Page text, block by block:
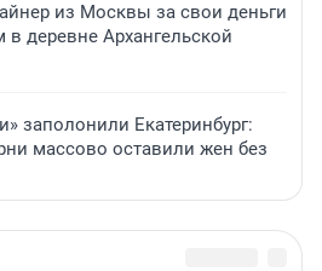
из Москвы за свои деньги
в деревне Архангельской
заполонили Екатеринбург:
массово оставили жен без